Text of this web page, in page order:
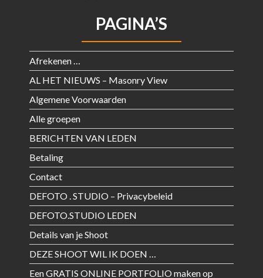
PAGINA’S
Afrekenen …
AL HET NIEUWS – Masonry View
Algemene Voorwaarden
Alle groepen
BERICHTEN VAN LEDEN
Betaling
Contact
DEFOTO . STUDIO – Privacybeleid
DEFOTO.STUDIO LEDEN
Details van je Shoot
DEZE SHOOT WIL IK DOEN …
Een GRATIS ONLINE PORTFOLIO maken op